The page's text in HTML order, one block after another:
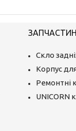
Скло
Корпус
Ремонтні
UNICORN